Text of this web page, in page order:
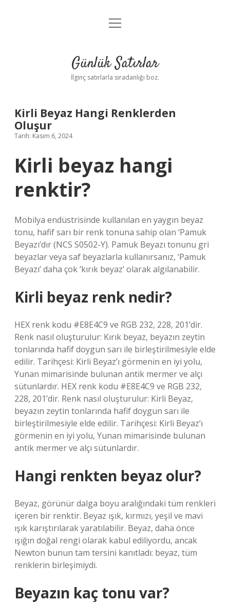
Anasayfa
Yasal Uyarı
menüyü
Günlük Satırlar
İlginç satırlarla sıradanlığı boz.
Kirli Beyaz Hangi Renklerden
Oluşur
Tarih: Kasım 6, 2024
Kirli beyaz hangi
renktir?
Mobilya endüstrisinde kullanılan en yaygın beyaz
tonu, hafif sarı bir renk tonuna sahip olan ‘Pamuk
Beyazı’dır (NCS S0502-Y). Pamuk Beyazı tonunu gri
beyazlar veya saf beyazlarla kullanırsanız, ‘Pamuk
Beyazı’ daha çok ‘kırık beyaz’ olarak algılanabilir.
Kirli beyaz renk nedir?
HEX renk kodu #E8E4C9 ve RGB 232, 228, 201’dir.
Renk nasıl oluşturulur: Kırık beyaz, beyazın zeytin
tonlarında hafif doygun sarı ile birleştirilmesiyle elde
edilir. Tarihçesi: Kirli Beyaz’ı görmenin en iyi yolu,
Yunan mimarisinde bulunan antik mermer ve alçı
sütunlardır. HEX renk kodu #E8E4C9 ve RGB 232,
228, 201’dir. Renk nasıl oluşturulur: Kirli Beyaz,
beyazın zeytin tonlarında hafif doygun sarı ile
birleştirilmesiyle elde edilir. Tarihçesi: Kirli Beyaz’ı
görmenin en iyi yolu, Yunan mimarisinde bulunan
antik mermer ve alçı sütunlardır.
Hangi renkten beyaz olur?
Beyaz, görünür dalga boyu aralığındaki tüm renkleri
içeren bir renktir. Beyaz ışık, kırmızı, yeşil ve mavi
ışık karıştırılarak yaratılabilir. Beyaz, daha önce
ışığın doğal rengi olarak kabul ediliyordu, ancak
Newton bunun tam tersini kanıtladı: beyaz, tüm
renklerin birleşimiydi.
Beyazın kaç tonu var?